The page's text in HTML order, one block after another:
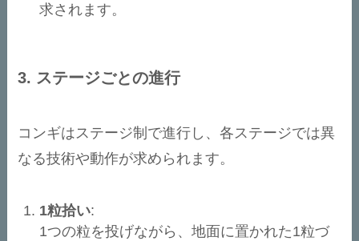
求されます。
3. ステージごとの進行
コンギはステージ制で進行し、各ステージでは異
なる技術や動作が求められます。
1粒拾い:
1つの粒を投げながら、地面に置かれた1粒づ